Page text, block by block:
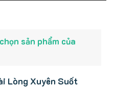
sản phẩm của
Lòng Xuyên Suốt